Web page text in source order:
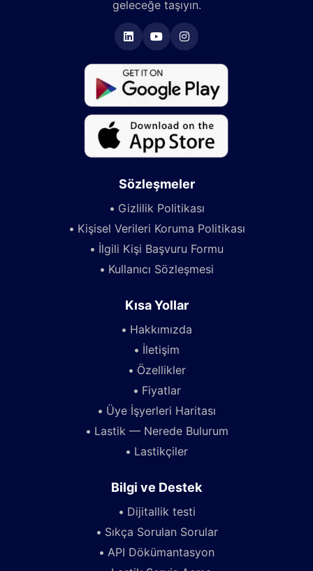
geleceğe taşıyın.
Sözleşmeler
Gizlilik Politikası
Kişisel Verileri Koruma Politikası
İlgili Kişi Başvuru Formu
Kullanıcı Sözleşmesi
Kısa Yollar
Hakkımızda
İletişim
Özellikler
Fiyatlar
Üye İşyerleri Haritası
Lastik — Nerede Bulurum
Lastikçiler
Bilgi ve Destek
Dijitallik testi
Sıkça Sorulan Sorular
API Dökümantasyon